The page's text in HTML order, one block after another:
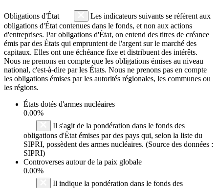
Obligations d'État
Les indicateurs suivants se réfèrent aux
obligations d'État contenues dans le fonds, et non aux actions
d'entreprises. Par obligations d'État, on entend des titres de créance
émis par des États qui empruntent de l'argent sur le marché des
capitaux. Elles ont une échéance fixe et distribuent des intérêts.
Nous ne prenons en compte que les obligations émises au niveau
national, c'est-à-dire par les États. Nous ne prenons pas en compte
les obligations émises par les autorités régionales, les communes ou
les régions.
États dotés d'armes nucléaires
0.00%
Il s'agit de la pondération dans le fonds des
obligations d'État émises par des pays qui, selon la liste du
SIPRI, possèdent des armes nucléaires. (Source des données :
SIPRI)
Controverses autour de la paix globale
0.00%
Il indique la pondération dans le fonds des